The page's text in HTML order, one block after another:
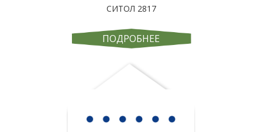
СИТОЛ 2817
ПОДРОБНЕЕ